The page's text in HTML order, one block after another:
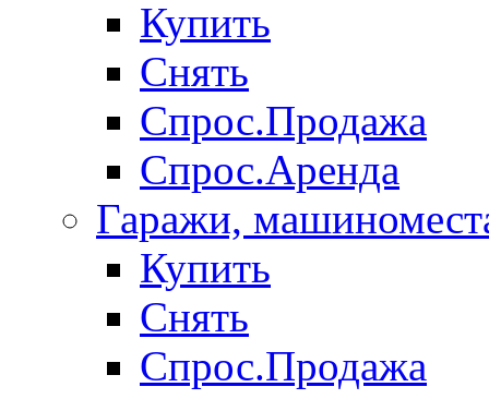
Купить
Снять
Спрос.Продажа
Спрос.Аренда
Гаражи,
Купить
Снять
Спрос.Продажа